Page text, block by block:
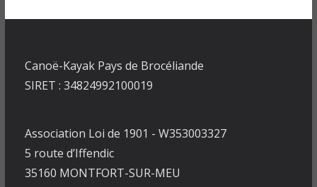
Canoë-Kayak Pays de Brocéliande
SIRET : 34824992100019
Association Loi de 1901 - W353003327
5 route d’Iffendic
35160 MONTFORT-SUR-MEU